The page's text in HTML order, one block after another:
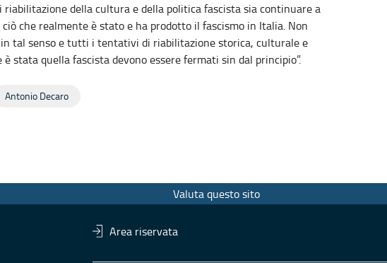
della cultura e della politica fascista sia continuare a
che realmente è stato e ha prodotto il fascismo in Italia. Non
in tal senso e tutti i tentativi di riabilitazione storica, culturale e
stata quella fascista devono essere fermati sin dal principio”.
Antonio Decaro
Valuta questo sito
Area riservata